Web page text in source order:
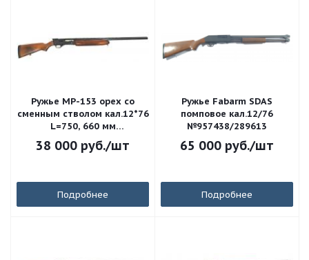
Ружье МР-153 орех со
сменным стволом кал.12*76
L=750, 660 мм
№0915329573
38 000 руб./шт
Подробнее
Ружье Fabarm SDAS
помповое кал.12/76
№957438/289613
65 000 руб./шт
Подробнее